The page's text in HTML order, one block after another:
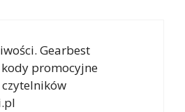
Gearbest
promocyjne